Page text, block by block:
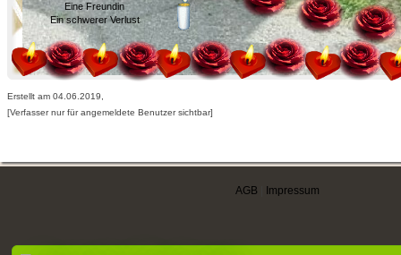
Eine Freundin
Ein schwerer Verlust
Erstellt am 04.06.2019,
[Verfasser nur für angemeldete Benutzer sichtbar]
AGB Impressum